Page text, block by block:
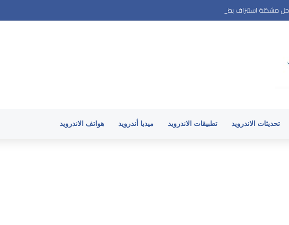
حل مشكلة استنزاف بطارية الأندرويد وارتفاع حرارة الهاتف في 2026
تحديثات الاندرويد تطبيقات الاندرويد ميديا أندرويد هواتف الاندرويد